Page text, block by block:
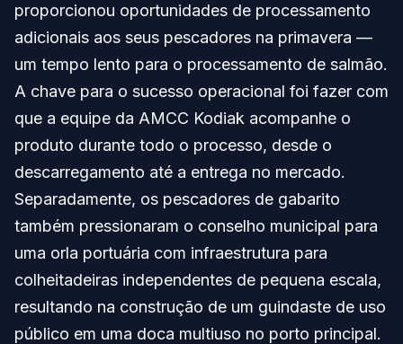
proporcionou oportunidades de processamento
adicionais aos seus pescadores na primavera —
um tempo lento para o processamento de salmão.
A chave para o sucesso operacional foi fazer com
que a equipe da AMCC Kodiak acompanhe o
produto durante todo o processo, desde o
descarregamento até a entrega no mercado.
Separadamente, os pescadores de gabarito
também pressionaram o conselho municipal para
uma orla portuária com infraestrutura para
colheitadeiras independentes de pequena escala,
resultando na construção de um guindaste de uso
público em uma doca multiuso no porto principal.